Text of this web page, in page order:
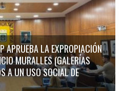
APRUEBA LA EXPROPIACIÓN
MURALLES (GALERÍAS
A UN USO SOCIAL DE